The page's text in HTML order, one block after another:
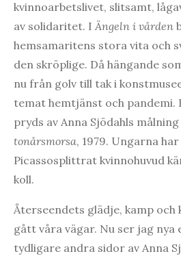
kvinnoarbetslivet, slitsamt,
av solidaritet. I Ängeln i vården
hemsamaritens stora vita och
den skröplige. Då hängande
nu från golv till tak i
temat hemtjänst och pandemi.
pryds av Anna Sjödahls målning
tonårsmorsa, 1979. Ungarna
Picassosplittrat kvinnohuvud
koll.
Återseendets glädje, kamp och
gått våra vägar. Nu ser jag nya
tydligare andra sidor av Anna